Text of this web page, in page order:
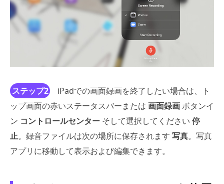
ステップ2
iPadでの画面録画を終了したい場合は、ト
ップ画面の赤いステータスバーまたは 画面録画ボタンイ
ン コントロールセンター そして選択してください 停
止。録音ファイルは次の場所に保存されます 写真。写真
アプリに移動して表示および編集できます。